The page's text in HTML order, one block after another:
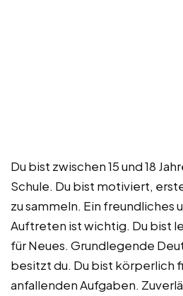
Du bist zwischen 15 und 18
Schule. Du bist motiviert,
zu sammeln. Ein freundliches
Auftreten ist wichtig. Du bist
für Neues. Grundlegende
besitzt du. Du bist körperlich
anfallenden Aufgaben.